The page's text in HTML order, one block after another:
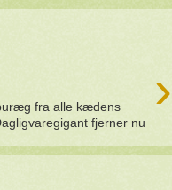
›
fra alle kædens
fjerner nu